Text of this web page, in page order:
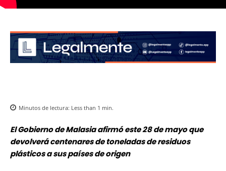
Minutos de lectura: Less than 1 min.
El Gobierno de Malasia afirmó este 28 de mayo que
devolverá centenares de toneladas de residuos
plásticos a sus países de origen